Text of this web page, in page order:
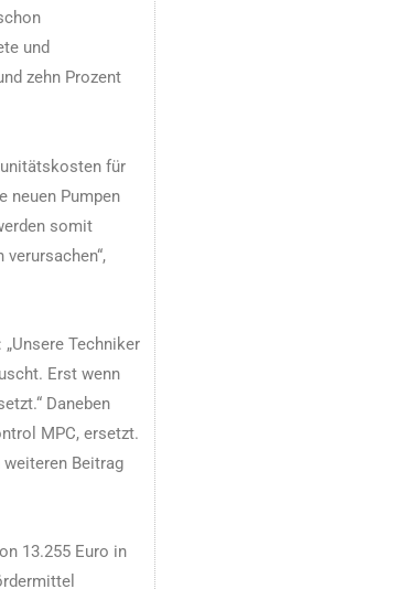
und
zehn Prozent
für
neuen Pumpen
somit
Techniker
Erst wenn
Daneben
MPC, ersetzt.
Beitrag
13.255 Euro in